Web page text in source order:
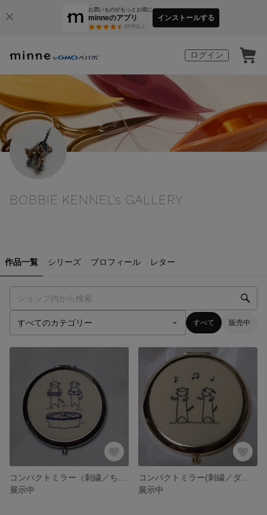
お買いものがもっとお得に
minneのアプリ
3万件以上
インストールする
ログイン
BOBBIE KENNEL’s GALLERY
作品一覧 シリーズ プロフィール レター
すべて 販売中
展示中
展示中